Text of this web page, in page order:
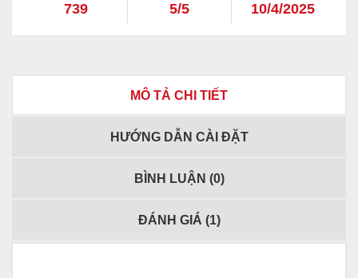
739 5/5 10/4/2025
MÔ TẢ CHI TIẾT
HƯỚNG DẪN CÀI ĐẶT
BÌNH LUẬN (0)
ĐÁNH GIÁ (1)